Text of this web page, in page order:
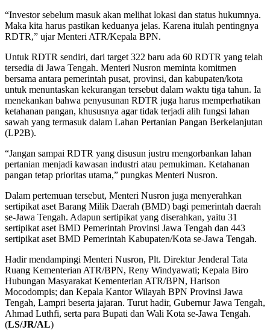
“Investor sebelum masuk akan melihat lokasi dan status hukumnya.
Maka kita harus pastikan keduanya jelas. Karena itulah pentingnya
RDTR,” ujar Menteri ATR/Kepala BPN.
Untuk RDTR sendiri, dari target 322 baru ada 60 RDTR yang telah
tersedia di Jawa Tengah. Menteri Nusron meminta komitmen
bersama antara pemerintah pusat, provinsi, dan kabupaten/kota
untuk menuntaskan kekurangan tersebut dalam waktu tiga tahun. Ia
menekankan bahwa penyusunan RDTR juga harus memperhatikan
ketahanan pangan, khususnya agar tidak terjadi alih fungsi lahan
sawah yang termasuk dalam Lahan Pertanian Pangan Berkelanjutan
(LP2B).
“Jangan sampai RDTR yang disusun justru mengorbankan lahan
pertanian menjadi kawasan industri atau pemukiman. Ketahanan
pangan tetap prioritas utama,” pungkas Menteri Nusron.
Dalam pertemuan tersebut, Menteri Nusron juga menyerahkan
sertipikat aset Barang Milik Daerah (BMD) bagi pemerintah daerah
se-Jawa Tengah. Adapun sertipikat yang diserahkan, yaitu 31
sertipikat aset BMD Pemerintah Provinsi Jawa Tengah dan 443
sertipikat aset BMD Pemerintah Kabupaten/Kota se-Jawa Tengah.
Hadir mendampingi Menteri Nusron, Plt. Direktur Jenderal Tata
Ruang Kementerian ATR/BPN, Reny Windyawati; Kepala Biro
Hubungan Masyarakat Kementerian ATR/BPN, Harison
Mocodompis; dan Kepala Kantor Wilayah BPN Provinsi Jawa
Tengah, Lampri beserta jajaran. Turut hadir, Gubernur Jawa Tengah,
Ahmad Luthfi, serta para Bupati dan Wali Kota se-Jawa Tengah.
(LS/JR/AL)